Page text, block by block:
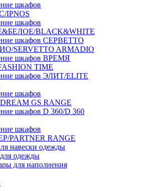
шкафов
IPNOS
шкафов
BLACK&WHITE
шкафов СЕРВЕТТО
SERVETTO ARMADIO
шкафов ВРЕМЯ
TIME
шкафов ЭЛИТ/ELITE
шкафов
GS RANGE
шкафов D 360/D 360
шкафов
PARTNER RANGE
навески одежды
одежды
для наполнения